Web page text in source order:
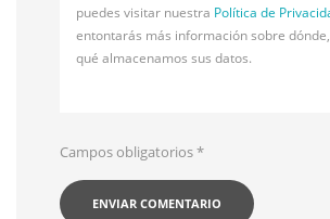
puedes visitar nuestra Política de
entontarás más información sobre
qué almacenamos sus datos.
Campos obligatorios*